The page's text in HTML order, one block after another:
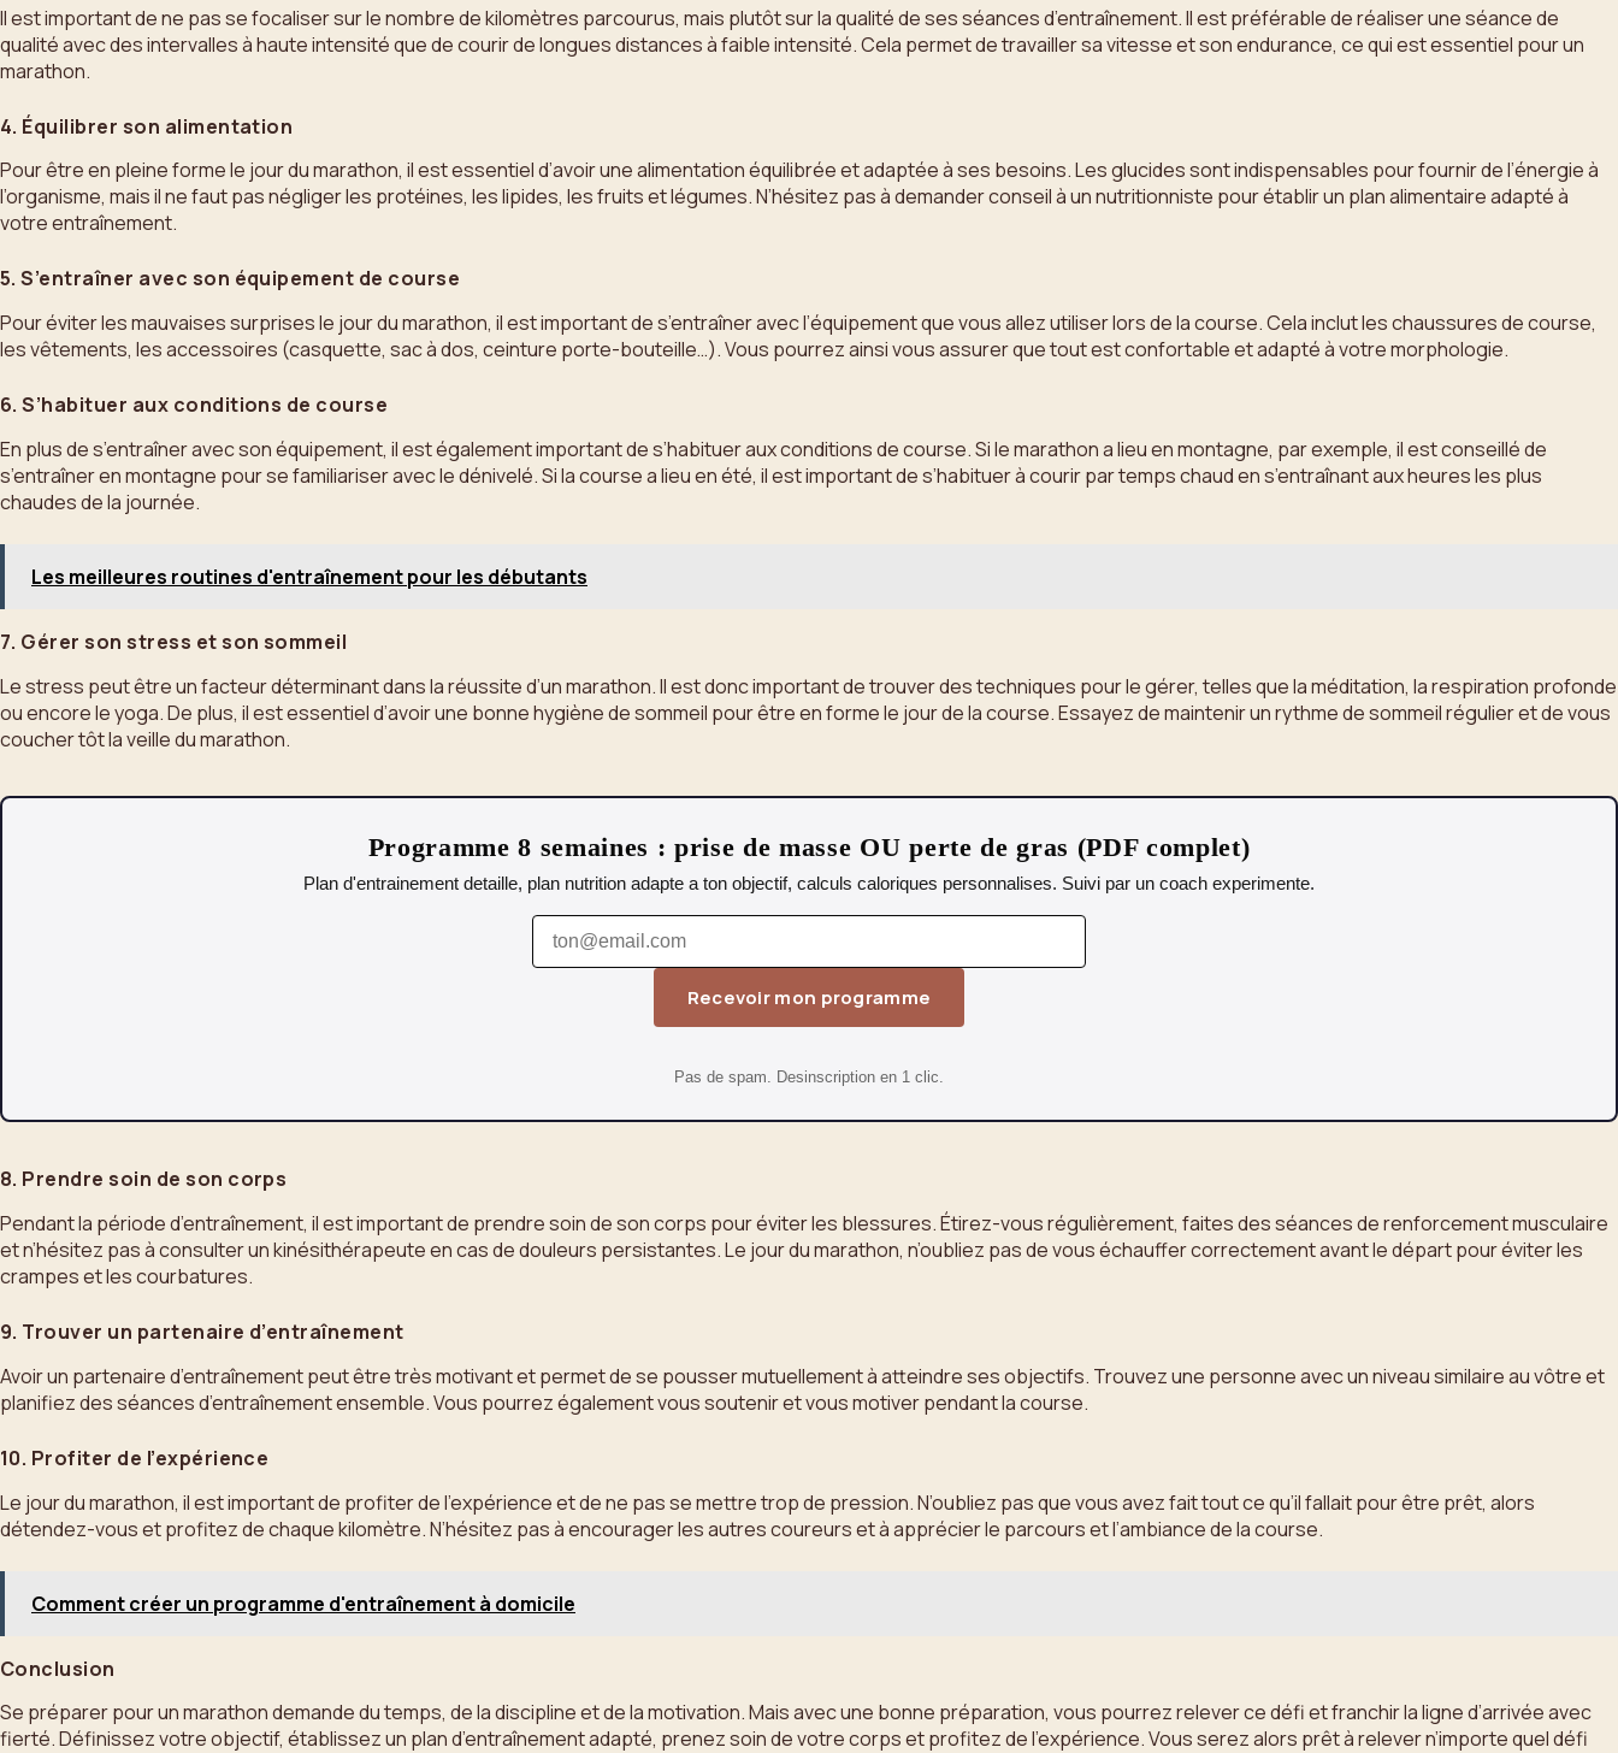
Il est important de ne pas se focaliser sur le nombre de kilomètres parcourus, mais plutôt sur la qualité de ses séances d’entraînement. Il est préférable de réaliser une séance de
qualité avec des intervalles à haute intensité que de courir de longues distances à faible intensité. Cela permet de travailler sa vitesse et son endurance, ce qui est essentiel pour un
marathon.
4. Équilibrer son alimentation
Pour être en pleine forme le jour du marathon, il est essentiel d’avoir une alimentation équilibrée et adaptée à ses besoins. Les glucides sont indispensables pour fournir de l’énergie à
l’organisme, mais il ne faut pas négliger les protéines, les lipides, les fruits et légumes. N’hésitez pas à demander conseil à un nutritionniste pour établir un plan alimentaire adapté à
votre entraînement.
5. S’entraîner avec son équipement de course
Pour éviter les mauvaises surprises le jour du marathon, il est important de s’entraîner avec l’équipement que vous allez utiliser lors de la course. Cela inclut les chaussures de course,
les vêtements, les accessoires (casquette, sac à dos, ceinture porte-bouteille…). Vous pourrez ainsi vous assurer que tout est confortable et adapté à votre morphologie.
6. S’habituer aux conditions de course
En plus de s’entraîner avec son équipement, il est également important de s’habituer aux conditions de course. Si le marathon a lieu en montagne, par exemple, il est conseillé de
s’entraîner en montagne pour se familiariser avec le dénivelé. Si la course a lieu en été, il est important de s’habituer à courir par temps chaud en s’entraînant aux heures les plus
chaudes de la journée.
Les meilleures routines d'entraînement pour les débutants
7. Gérer son stress et son sommeil
Le stress peut être un facteur déterminant dans la réussite d’un marathon. Il est donc important de trouver des techniques pour le gérer, telles que la méditation, la respiration profonde
ou encore le yoga. De plus, il est essentiel d’avoir une bonne hygiène de sommeil pour être en forme le jour de la course. Essayez de maintenir un rythme de sommeil régulier et de vous
coucher tôt la veille du marathon.
Programme 8 semaines : prise de masse OU perte de gras (PDF complet)
Plan d'entrainement detaille, plan nutrition adapte a ton objectif, calculs caloriques personnalises. Suivi par un coach experimente.
Recevoir mon programme
Pas de spam. Desinscription en 1 clic.
8. Prendre soin de son corps
Pendant la période d’entraînement, il est important de prendre soin de son corps pour éviter les blessures. Étirez-vous régulièrement, faites des séances de renforcement musculaire
et n’hésitez pas à consulter un kinésithérapeute en cas de douleurs persistantes. Le jour du marathon, n’oubliez pas de vous échauffer correctement avant le départ pour éviter les
crampes et les courbatures.
9. Trouver un partenaire d’entraînement
Avoir un partenaire d’entraînement peut être très motivant et permet de se pousser mutuellement à atteindre ses objectifs. Trouvez une personne avec un niveau similaire au vôtre et
planifiez des séances d’entraînement ensemble. Vous pourrez également vous soutenir et vous motiver pendant la course.
10. Profiter de l’expérience
Le jour du marathon, il est important de profiter de l’expérience et de ne pas se mettre trop de pression. N’oubliez pas que vous avez fait tout ce qu’il fallait pour être prêt, alors
détendez-vous et profitez de chaque kilomètre. N’hésitez pas à encourager les autres coureurs et à apprécier le parcours et l’ambiance de la course.
Comment créer un programme d'entraînement à domicile
Conclusion
Se préparer pour un marathon demande du temps, de la discipline et de la motivation. Mais avec une bonne préparation, vous pourrez relever ce défi et franchir la ligne d’arrivée avec
fierté. Définissez votre objectif, établissez un plan d’entraînement adapté, prenez soin de votre corps et profitez de l’expérience. Vous serez alors prêt à relever n’importe quel défi